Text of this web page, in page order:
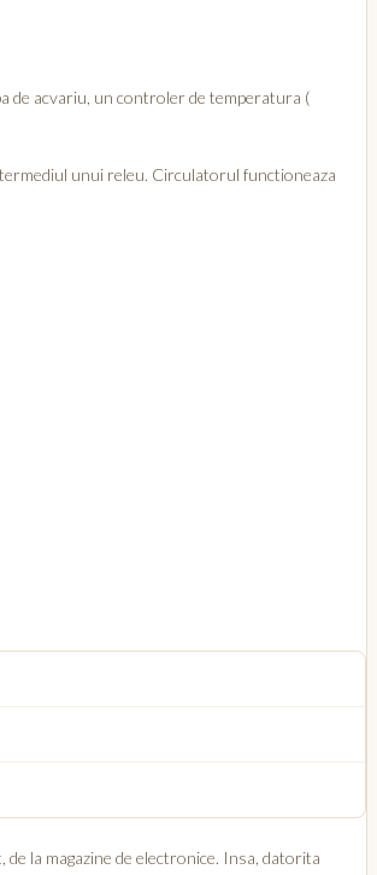
de acvariu, un controler de temperatura (
unui releu. Circulatorul functioneaza
la magazine de electronice. Insa, datorita